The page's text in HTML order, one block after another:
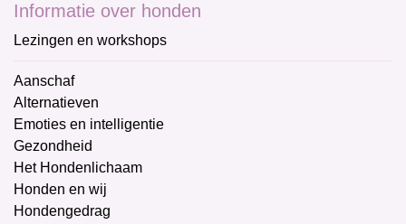
Informatie over honden
Lezingen en workshops
Aanschaf
Alternatieven
Emoties en intelligentie
Gezondheid
Het Hondenlichaam
Honden en wij
Hondengedrag